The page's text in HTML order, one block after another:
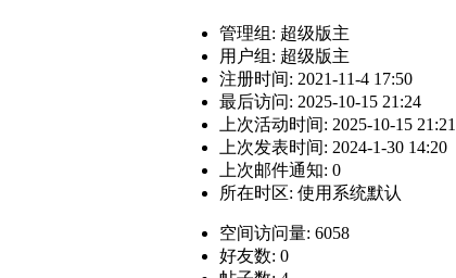
管理组: 超级版主
用户组: 超级版主
注册时间: 2021-11-4 17:50
最后访问: 2025-10-15 21:24
上次活动时间: 2025-10-15 21:21
上次发表时间: 2024-1-30 14:20
上次邮件通知: 0
所在时区: 使用系统默认
空间访问量: 6058
好友数: 0